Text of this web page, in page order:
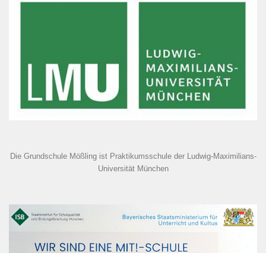
Die Grundschule Mößling ist Praktikumsschule der Ludwig-Maximilians-
Universität München